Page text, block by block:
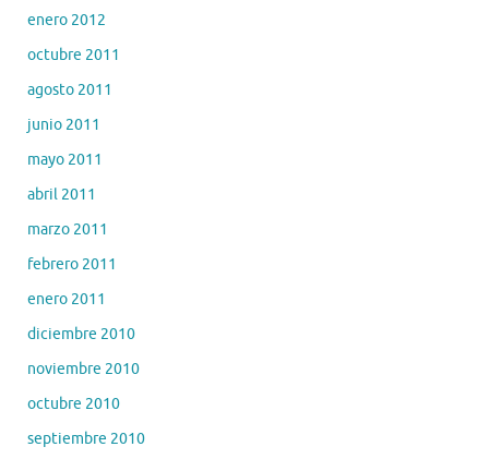
enero 2012
octubre 2011
agosto 2011
junio 2011
mayo 2011
abril 2011
marzo 2011
febrero 2011
enero 2011
diciembre 2010
noviembre 2010
octubre 2010
septiembre 2010